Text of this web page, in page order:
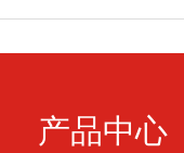
产品中心